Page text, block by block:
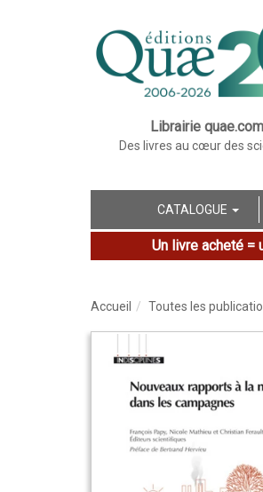
Librairie quae.com
Des livres au cœur des
CATALOGUE
Un livre acheté =
Accueil Toutes les